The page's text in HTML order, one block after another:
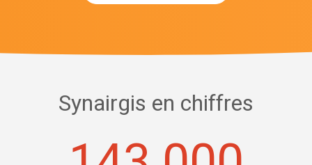
Synairgis en chiffres